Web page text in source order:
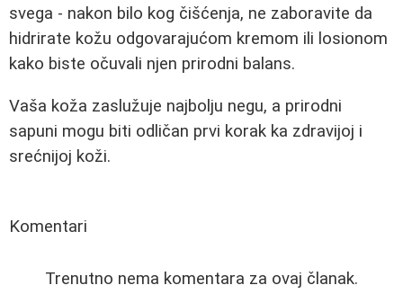
svega - nakon bilo kog čišćenja, ne zaboravite da
hidrirate kožu odgovarajućom kremom ili losionom
kako biste očuvali njen prirodni balans.
Vaša koža zaslužuje najbolju negu, a prirodni
sapuni mogu biti odličan prvi korak ka zdravijoj i
srećnijoj koži.
Komentari
Trenutno nema komentara za ovaj članak.